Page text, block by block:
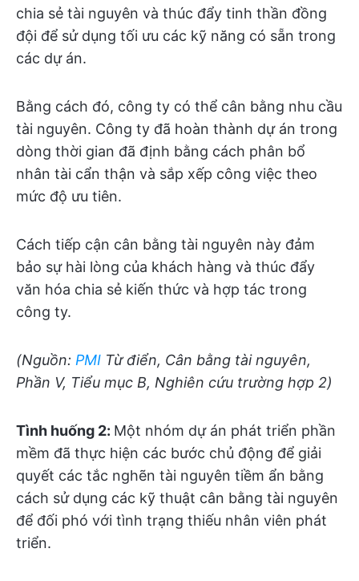
chia sẻ tài nguyên và thúc đẩy tinh thần đồng
đội để sử dụng tối ưu các kỹ năng có sẵn trong
các dự án.
Bằng cách đó, công ty có thể cân bằng nhu cầu
tài nguyên. Công ty đã hoàn thành dự án trong
dòng thời gian đã định bằng cách phân bổ
nhân tài cẩn thận và sắp xếp công việc theo
mức độ ưu tiên.
Cách tiếp cận cân bằng tài nguyên này đảm
bảo sự hài lòng của khách hàng và thúc đẩy
văn hóa chia sẻ kiến thức và hợp tác trong
công ty.
(Nguồn: PMI Từ điển, Cân bằng tài nguyên,
Phần V, Tiểu mục B, Nghiên cứu trường hợp 2)
Tình huống 2: Một nhóm dự án phát triển phần
mềm đã thực hiện các bước chủ động để giải
quyết các tắc nghẽn tài nguyên tiềm ẩn bằng
cách sử dụng các kỹ thuật cân bằng tài nguyên
để đối phó với tình trạng thiếu nhân viên phát
triển.